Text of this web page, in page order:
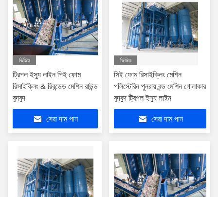
ভিডিও
ট্রিপল ইস্যু লাইন পিই ফোম
রিসাইক্লিং & রিবন্ডেড মেশিন রাউন্ড
বুদবুদ
সেরা দাম পান
ভিডিও
সিই ফোম রিসাইক্লিং মেশিন
পলিস্টেরিন পুনরায় বন্ড মেশিন গোলাকার
বুদবুদ ট্রিপল ইস্যু লাইন
সেরা দাম পান